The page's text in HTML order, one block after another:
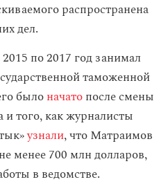
распространена
дел.
по 2017 год занимал
таможенной
былоначатопосле смены
и того, как журналисты
узнали, что Матраимов
менее 700 млн долларов,
в ведомстве.